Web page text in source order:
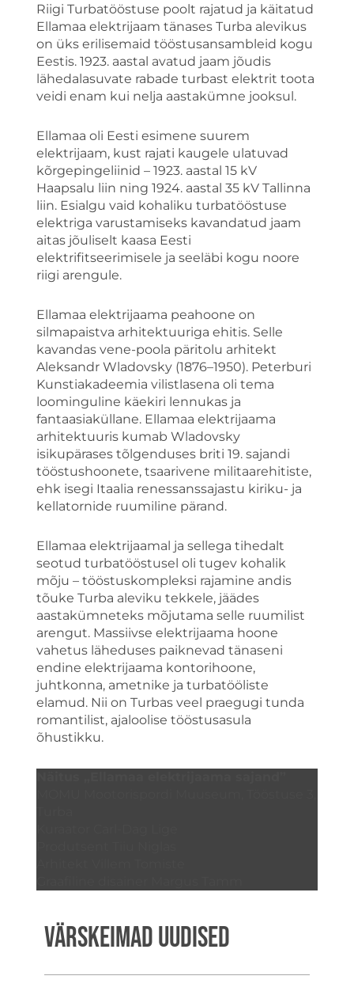
Riigi Turbatööstuse poolt rajatud ja käitatud
Ellamaa elektrijaam tänases Turba alevikus
on üks erilisemaid tööstusansambleid kogu
Eestis. 1923. aastal avatud jaam jõudis
lähedalasuvate rabade turbast elektrit toota
veidi enam kui nelja aastakümne jooksul.
Ellamaa oli Eesti esimene suurem
elektrijaam, kust rajati kaugele ulatuvad
kõrgepingeliinid – 1923. aastal 15 kV
Haapsalu liin ning 1924. aastal 35 kV Tallinna
liin. Esialgu vaid kohaliku turbatööstuse
elektriga varustamiseks kavandatud jaam
aitas jõuliselt kaasa Eesti
elektrifitseerimisele ja seeläbi kogu noore
riigi arengule.
Ellamaa elektrijaama peahoone on
silmapaistva arhitektuuriga ehitis. Selle
kavandas vene-poola päritolu arhitekt
Aleksandr Wladovsky (1876–1950). Peterburi
Kunstiakadeemia vilistlasena oli tema
loominguline käekiri lennukas ja
fantaasiaküllane. Ellamaa elektrijaama
arhitektuuris kumab Wladovsky
isikupärases tõlgenduses briti 19. sajandi
tööstushoonete, tsaarivene militaarehitiste,
ehk isegi Itaalia renessanssajastu kiriku- ja
kellatornide ruumiline pärand.
Ellamaa elektrijaamal ja sellega tihedalt
seotud turbatööstusel oli tugev kohalik
mõju – tööstuskompleksi rajamine andis
tõuke Turba aleviku tekkele, jäädes
aastakümneteks mõjutama selle ruumilist
arengut. Massiivse elektrijaama hoone
vahetus läheduses paiknevad tänaseni
endine elektrijaama kontorihoone,
juhtkonna, ametnike ja turbatööliste
elamud. Nii on Turbas veel praegugi tunda
romantilist, ajaloolise tööstusasula
õhustikku.
VÄRSKEIMAD UUDISED